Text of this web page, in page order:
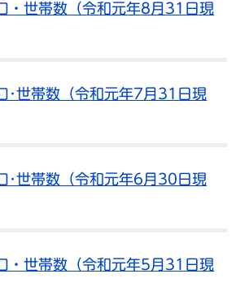
・世帯数（令和元年8月31日現
･世帯数（令和元年7月31日現
･世帯数（令和元年6月30日現
・世帯数（令和元年5月31日現